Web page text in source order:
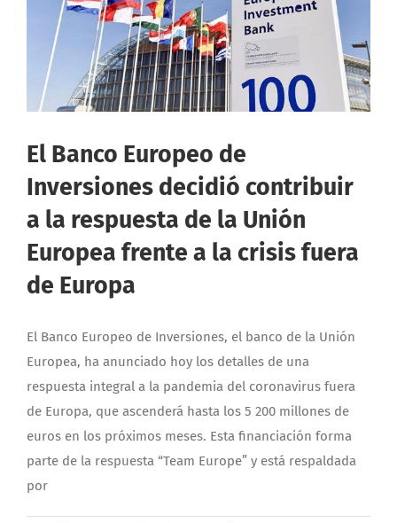
El Banco Europeo de
Inversiones decidió contribuir
a la respuesta de la Unión
Europea frente a la crisis fuera
de Europa
El Banco Europeo de Inversiones, el banco de la Unión
Europea, ha anunciado hoy los detalles de una
respuesta integral a la pandemia del coronavirus fuera
de Europa, que ascenderá hasta los 5 200 millones de
euros en los próximos meses. Esta financiación forma
parte de la respuesta “Team Europe” y está respaldada
por